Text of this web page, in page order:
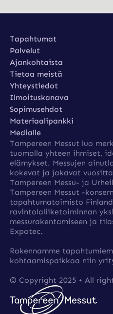
Tapahtumat
Tapahtumat
Palvelut
Palvelut
Ajankohtaista
Ajankohtaista
Tietoa meistä
Tietoa meistä
Yhteystiedot
Yhteystiedot
Ilmoituskanava
Ilmoituskanava
Sopimusehdot
Sopimusehdot
Materiaalipankki
Materiaalipankki
Medialle
Medialle
Tampereen Messut luo
tuomalla yhteen ihmiset,
elämykset. Messujen
kokevat ja jakavat
Tampereen Messu- ja
Tampereen Messut ­-
tapahtumatoimisto Finland
ravintolaliiketoiminnan
messurakentamiseen ja
Expotec.
Rakennamme
kohtaamispaikkaa niin
© Copyright 2025 • All